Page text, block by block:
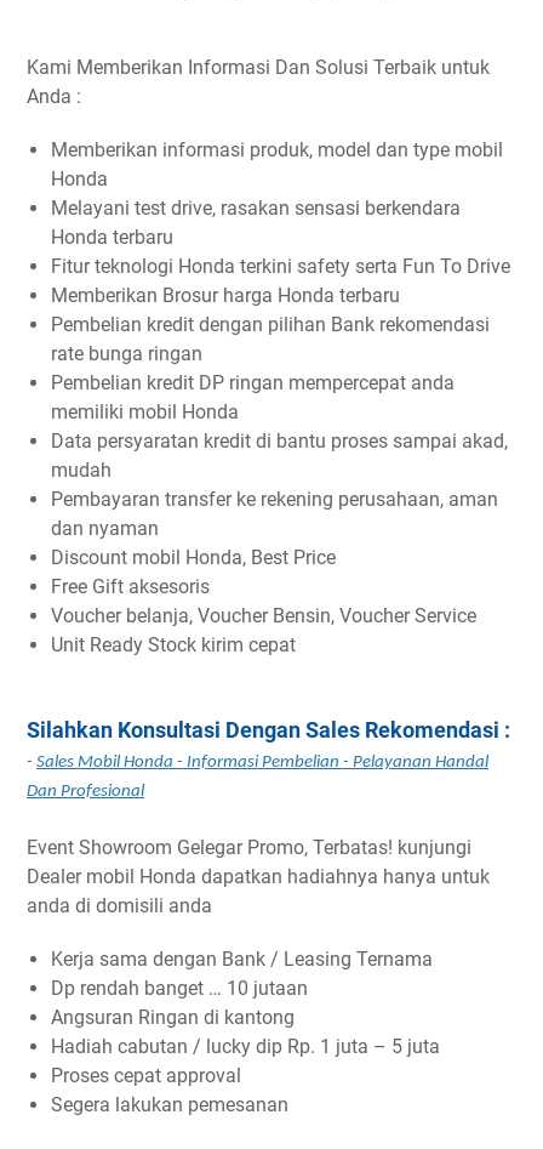
Kami Memberikan Informasi Dan Solusi Terbaik untuk
Anda :
Memberikan informasi produk, model dan type mobil
Honda
Melayani test drive, rasakan sensasi berkendara
Honda terbaru
Fitur teknologi Honda terkini safety serta Fun To Drive
Memberikan Brosur harga Honda terbaru
Pembelian kredit dengan pilihan Bank rekomendasi
rate bunga ringan
Pembelian kredit DP ringan mempercepat anda
memiliki mobil Honda
Data persyaratan kredit di bantu proses sampai akad,
mudah
Pembayaran transfer ke rekening perusahaan, aman
dan nyaman
Discount mobil Honda, Best Price
Free Gift aksesoris
Voucher belanja, Voucher Bensin, Voucher Service
Unit Ready Stock kirim cepat
Silahkan Konsultasi Dengan Sales Rekomendasi :
- Sales Mobil Honda - Informasi Pembelian - Pelayanan Handal
Dan Profesional
Event Showroom Gelegar Promo, Terbatas! kunjungi
Dealer mobil Honda dapatkan hadiahnya hanya untuk
anda di domisili anda
Kerja sama dengan Bank / Leasing Ternama
Dp rendah banget … 10 jutaan
Angsuran Ringan di kantong
Hadiah cabutan / lucky dip Rp. 1 juta – 5 juta
Proses cepat approval
Segera lakukan pemesanan